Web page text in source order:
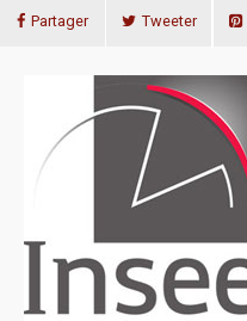
Partager Tweeter